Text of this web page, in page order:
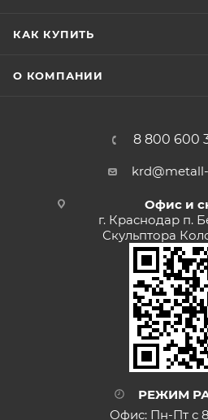
КАК КУПИТЬ
О КОМПАНИИ
8 800 600
Офис и
г. Краснодар п.
Скульптора
РЕЖИМ
Офис: Пн-Пт с